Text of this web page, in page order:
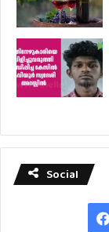
Social